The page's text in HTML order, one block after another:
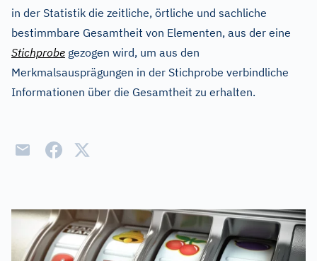
in der Statistik die zeitliche, örtliche und sachliche
bestimmbare Gesamtheit von Elementen, aus der eine
Stichprobe gezogen wird, um aus den
Merkmalsausprägungen in der Stichprobe verbindliche
Informationen über die Gesamtheit zu erhalten.